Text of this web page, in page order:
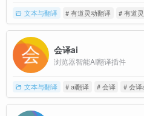
文本与翻译 # 有道灵动翻译 # 有道
会译ai
浏览器智能AI翻译插件
文本与翻译 # ai翻译 # 会译 # 会译